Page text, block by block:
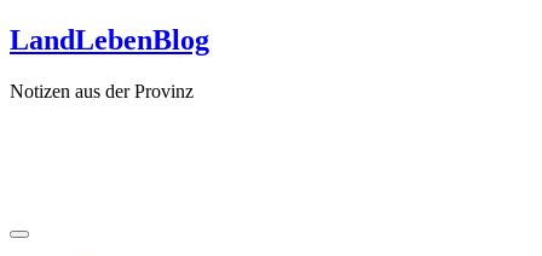
Zum
Inhalt
LandLebenBlog
Notizen aus der Provinz